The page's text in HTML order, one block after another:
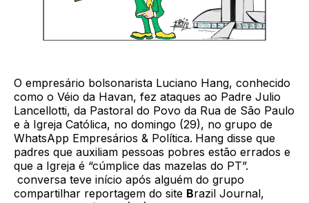
O empresário bolsonarista Luciano Hang, conhecido
como o Véio da Havan, fez ataques ao Padre Julio
Lancellotti, da Pastoral do Povo da Rua de São Paulo
e à Igreja Católica, no domingo (29), no grupo de
WhatsApp Empresários & Política. Hang disse que
padres que auxiliam pessoas pobres estão errados e
que a Igreja é “cúmplice das mazelas do PT”.
conversa teve início após alguém do grupo
compartilhar reportagem do site Brazil Journal,